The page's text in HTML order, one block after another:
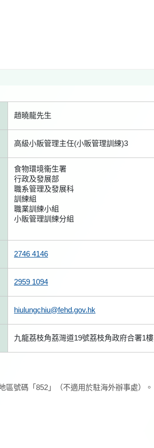
趙曉龍先生
高級小販管理主任(小販管理訓練)3
食物環境衞生署
行政及發展部
職系管理及發展科
訓練組
職業訓練小組
小販管理訓練分組
2746 4146
2959 1094
hiulungchiu@fehd.gov.hk
九龍荔枝角荔灣道19號荔枝角政府合署1樓
號碼「852」（不適用於駐海外辦事處）。